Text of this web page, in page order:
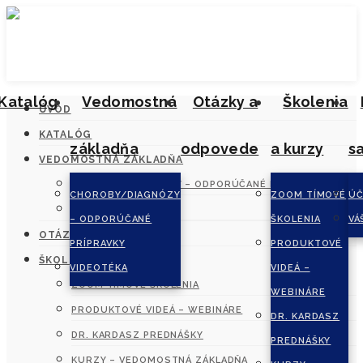
Vedomostná
základňa
CHOROBY/DIAGNÓZY
– ODPORÚČANÉ
PRÍPRAVKY
VIDEOTÉKA
Otázky a
odpovede
Školenia
a kurzy
ZOOM TÍMOVÉ
ŠKOLENIA
PRODUKTOVÉ
VIDEÁ –
WEBINÁRE
DR. KARDASZ
PREDNÁŠKY
ÚVOD
KATALÓG
VEDOMOSTNÁ ZÁKLADŇA
CHOROBY/DIAGNÓZY – ODPORÚČANÉ PRÍPRAVKY
OTÁZKY A ODPOVEDE
ŠKOLENIA A KURZY
ZOOM TÍMOVÉ ŠKOLENIA
PRODUKTOVÉ VIDEÁ – WEBINÁRE
DR. KARDASZ PREDNÁŠKY
KURZY – VEDOMOSTNÁ ZÁKLADŇA